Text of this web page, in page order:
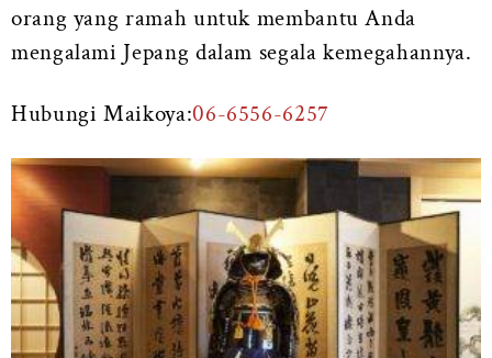
orang yang ramah untuk membantu Anda
mengalami Jepang dalam segala kemegahannya.
Hubungi Maikoya:06-6556-6257